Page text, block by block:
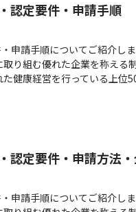
認定要件・申請手順
申請手順についてご紹介しま
り組む優れた企業を称える
健康経営を行っている上位
認定要件・申請方法
申請手順についてご紹介しま